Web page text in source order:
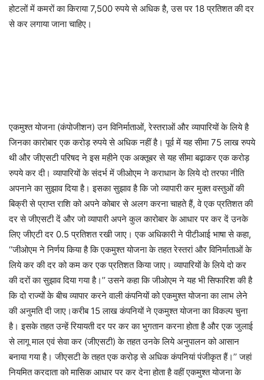
होटलों में कमरों का किराया 7,500 रुपये से अधिक है, उस पर 18 प्रतिशत की दर
से कर लगाया जाना चाहिए।
एकमुश्त योजना (कंपोजीशन) उन विनिर्माताओं, रेस्तराओं और व्यापारियों के लिये है
जिनका कारोबार एक करोड़ रुपये से अधिक नहीं है। पूर्व में यह सीमा 75 लाख रुपये
थी और जीएसटी परिषद ने इस महीने एक अक्तूबर से यह सीमा बढ़ाकर एक करोड़
रुपये कर दी। व्यापारियों के संदर्भ में जीओएम ने कराधान के लिये दो तरफा नीति
अपनाने का सुझाव दिया है। इसका सुझाव है कि जो व्यापारी कर मुक्त वस्तुओं की
बिक्री से प्राप्त राशि को अपने कोबार से अलग करना चाहते हैं, वे एक प्रतिशत की
दर से जीएसटी दें और जो व्यापारी अपने कुल कारोबार के आधार पर कर दें उनके
लिए जीएटी दर 0.5 प्रतिशत रखी जाए। एक अधिकारी ने पीटीआई भाषा से कहा,
‘‘जीओएम ने निर्णय किया है कि एकमुश्त योजना के तहत रेस्तरां और विनिर्माताओं के
लिये कर की दर को कम कर एक प्रतिशत किया जाए। व्यापारियों के लिये दो कर
की दरों का सुझाव दिया गया है।’’ उसने कहा कि जीओएम ने यह भी सिफारिश की है
कि दो राज्यों के बीच व्यापार करने वाली कंपनियों को एकमुश्त योजना का लाभ लेने
की अनुमति दी जाए।करीब 15 लाख कंपनियों ने एकमुश्त योजना का विकल्प चुना
है। इसके तहत उन्हें रियायती दर पर कर का भुगतान करना होता है और एक जुलाई
से लागू माल एवं सेवा कर (जीएसटी) के तहत उनके लिये अनुपालन को आसान
बनाया गया है। जीएसटी के तहत एक करोड़ से अधिक कंपनियां पंजीकृत हैं।’’ जहां
नियमित करदाता को मासिक आधार पर कर देना होता है वहीं एकमुश्त योजना के